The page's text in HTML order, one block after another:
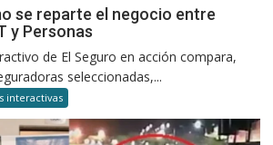
se reparte el negocio entre
y Personas
de El Seguro en acción compara,
seleccionadas,...
interactivas